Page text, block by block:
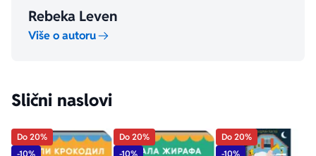
Rebeka Leven
Više o autoru
Slični naslovi
Do 20%
-10%
Do 20%
-10%
Do 20%
-10%